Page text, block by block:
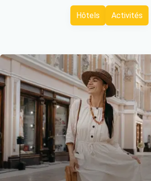
Hôtels Activités